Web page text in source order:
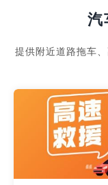
汽
提供附近道路拖车